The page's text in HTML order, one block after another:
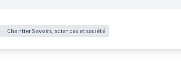
Chantier Savoirs, sciences et société